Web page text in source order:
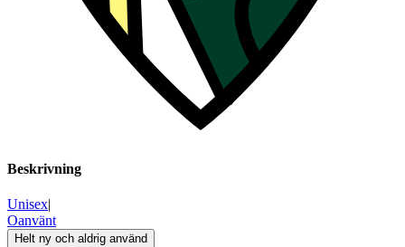
Beskrivning
Unisex|
Oanvänt
Helt ny och aldrig använd